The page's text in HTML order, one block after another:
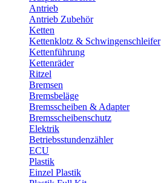
Antrieb
Antrieb Zubehör
Ketten
Kettenklotz & Schwingenschleifer
Kettenführung
Kettenräder
Ritzel
Bremsen
Bremsbeläge
Bremsscheiben & Adapter
Bremsscheibenschutz
Elektrik
Betriebsstundenzähler
ECU
Plastik
Einzel Plastik